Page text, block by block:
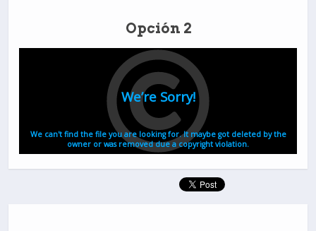
Opción 2